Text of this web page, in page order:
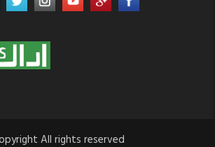
Copyright All rights reserved